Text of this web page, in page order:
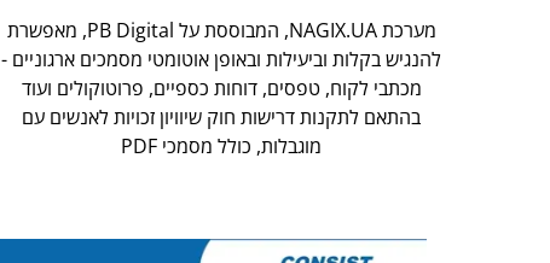
מערכת NAGIX.UA, המבוססת על PB Digital, מאפשרת
להנגיש בקלות וביעילות ובאופן אוטומטי מסמכים ארגוניים -
מכתבי לקוח, טפסים, דוחות כספיים, פרוטוקולים ועוד
בהתאם לתקנות דרישות חוק שיוויון זכויות לאנשים עם
מוגבלות, כולל מסמכי PDF